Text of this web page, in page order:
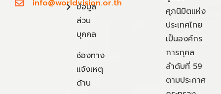
info@worldvision.or.th
ข้อมูล
ส่วน
บุคคล
ช่องทาง
แจ้งเหตุ
ด้าน
ศุภนิมิตแห่ง
ประเทศไทย
เป็นองค์กร
การกุศล
ลำดับที่ 59
ตามประกาศ